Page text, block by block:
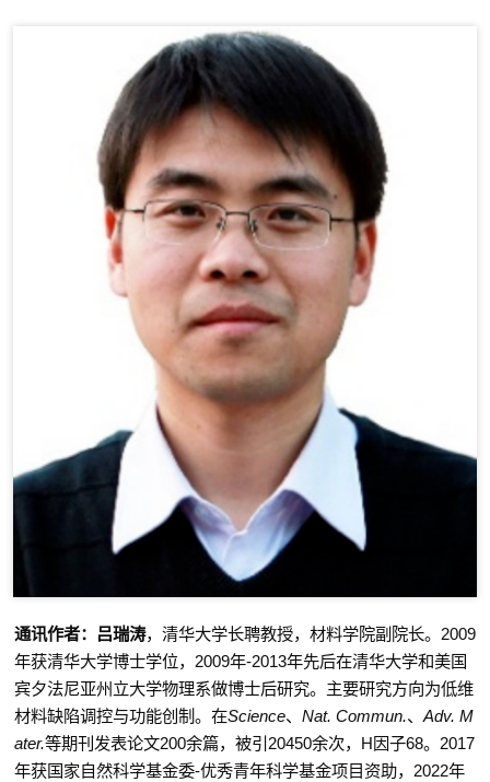
通讯作者： 吕瑞涛，清华大学长聘教授，材料学院副院长。 2009
年获清华大学博士学位， 2009年-2013年先后在清华大学和美国
宾夕法尼亚州立大学物理系做博士后研究。主要研究方向为低维
材料缺陷调控与功能创制。在Science、 Nat. Commun.、 Adv. M
ater.等期刊发表论文200余篇，被引 20450余次， H因子68。 2017
年获国家自然科学基金委-优秀青年科学基金项目资助， 2022年